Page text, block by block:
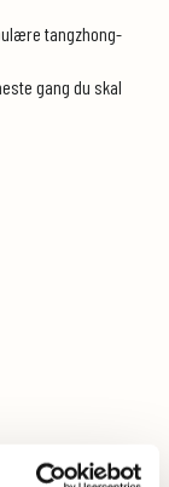
tangzhong-
gang du skal